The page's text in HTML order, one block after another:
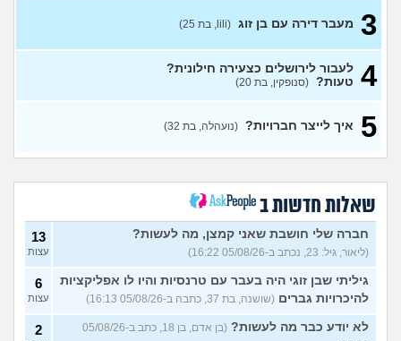
ירדתי מהארץ לאחרונה, אני
גאה בזה. מעניין אותי למה זה
(Itay Daniel Asael,
הדיירת לקחה את החוזה
הקודם, מחקה והחליפה
עצות
איך אתם נוהגים לעדכן שכר
ההורים זרקו אותי מהבית, ואין
לי לאן ללכת
(ניתאי, בן 28)
משפחה בבניין שהורסת את
איכות החיים, מה אפשר לעשות
עם זה? (אלון, בן 18)
2
עצות
שכנים חסרי מנוח בבירת
העמק, איך להתמודד?
3
עצות
הלכו לנו 30 אלף שקל לפח,
9
3 מעבר דירה עם בן זוג (lili, בת 25)
4 לעבור לירושלים כצעירה חילונית?
טעות? (סנופקין, בת 20)
5 איך לייצר חברויות? (נועהלה, בת 32)
שאלות חדשות ב
חברה שלי חושבת שאני קמצן, מה לעשות?
(ליאור, גיל: 23, נכתב ב-05/08/26 16:22)
13
עצות
גיליתי שבן זוגי היה בעבר עם טרנסיות והיו לו אפליקציות
להיכרויות גברים (שושנה, בת 37, כתבה ב-05/08/26 16:13)
6
עצות
לא יודע כבר מה לעשות?
(בן אדם, בן 18, כתב ב-05/08/26
2